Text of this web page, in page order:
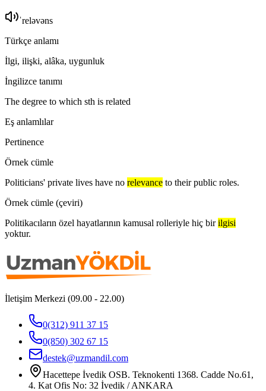
ˈreləvəns
Türkçe anlamı
İlgi, ilişki, alâka, uygunluk
İngilizce tanımı
The degree to which sth is related
Eş anlamlılar
Pertinence
Örnek cümle
Politicians' private lives have no relevance to their public roles.
Örnek cümle (çeviri)
Politikacıların özel hayatlarının kamusal rolleriyle hiç bir ilgisi
yoktur.
İletişim Merkezi (09.00 - 22.00)
0(312) 911 37 15
0(850) 302 67 15
destek@uzmandil.com
Hacettepe İvedik OSB. Teknokenti 1368. Cadde No.61,
4. Kat Ofis No: 32 İvedik / ANKARA